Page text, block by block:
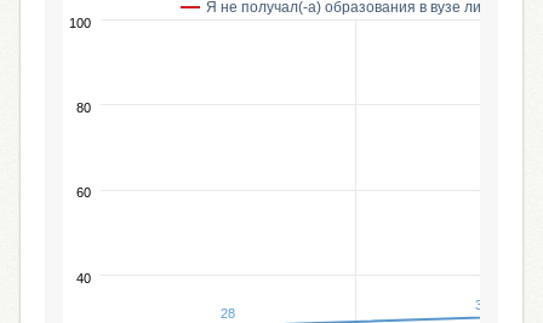
28
30
Я не получал(-а) образования в вузе либо в
40
60
80
100